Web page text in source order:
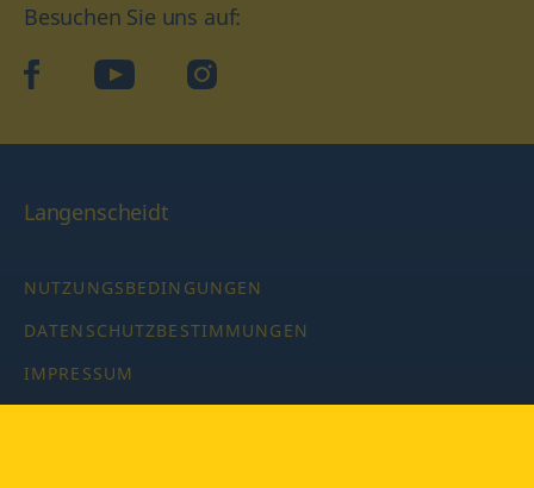
Besuchen Sie uns auf:
facebookYouTube Instagram
Langenscheidt
NUTZUNGSBEDINGUNGEN
DATENSCHUTZBESTIMMUNGEN
IMPRESSUM